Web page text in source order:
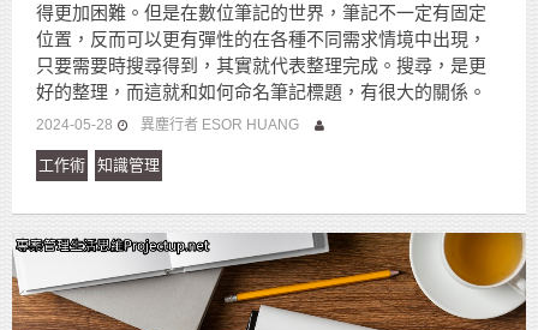
得更加困難。但是在數位筆記的世界，筆記不一定有固定
位置，反而可以更有彈性的在各種不同需求情境中出現，
只要需要時搜尋得到，其實就代表整理完成。搜尋，是更
好的整理，而這就和如何命名筆記標題，有很大的關係。
2024-05-28 異塵行者 ESOR HUANG
工作術 知識管理